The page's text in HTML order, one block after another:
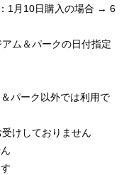
1月10日購入の場合 → 6
ム＆パークの日付指定
パーク以外では利用で
けしておりません